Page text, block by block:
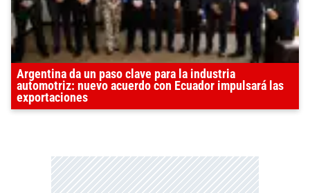
Argentina da un paso clave para la industria
automotriz: nuevo acuerdo con Ecuador impulsará las
exportaciones